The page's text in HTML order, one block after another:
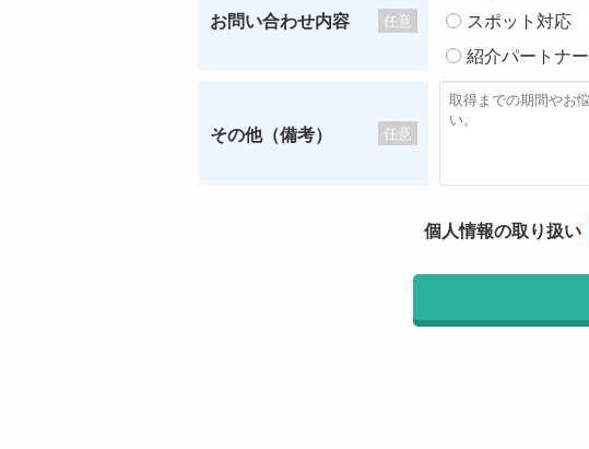
お問い合わせ内容 任意
スポット対応
紹介パートナー
その他（備考） 任意
個人情報の取り扱い